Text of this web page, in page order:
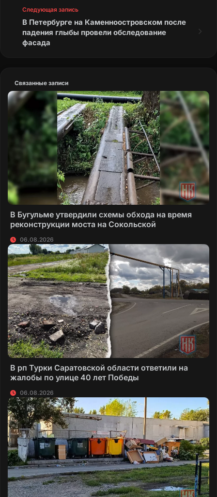
Следующая запись
В Петербурге на Каменноостровском после
падения глыбы провели обследование
фасада
Связанные записи
В Бугульме утвердили схемы обхода на время
реконструкции моста на Сокольской
06.08.2026
В рп Турки Саратовской области ответили на
жалобы по улице 40 лет Победы
06.08.2026